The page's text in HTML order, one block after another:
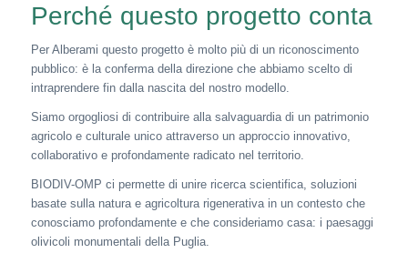
Perché questo progetto conta
Per Alberami questo progetto è molto più di un riconoscimento
pubblico: è la conferma della direzione che abbiamo scelto di
intraprendere fin dalla nascita del nostro modello.
Siamo orgogliosi di contribuire alla salvaguardia di un patrimonio
agricolo e culturale unico attraverso un approccio innovativo,
collaborativo e profondamente radicato nel territorio.
BIODIV-OMP ci permette di unire ricerca scientifica, soluzioni
basate sulla natura e agricoltura rigenerativa in un contesto che
conosciamo profondamente e che consideriamo casa: i paesaggi
olivicoli monumentali della Puglia.